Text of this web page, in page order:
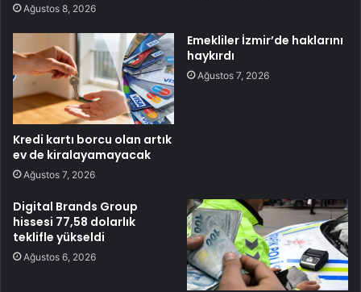
Ağustos 8, 2026
Kredi kartı borcu olan artık
ev de kiralayamayacak
Ağustos 7, 2026
Emekliler İzmir’de haklarını
haykırdı
Ağustos 7, 2026
Digital Brands Group
hissesi 77,58 dolarlık
teklifle yükseldi
Ağustos 6, 2026